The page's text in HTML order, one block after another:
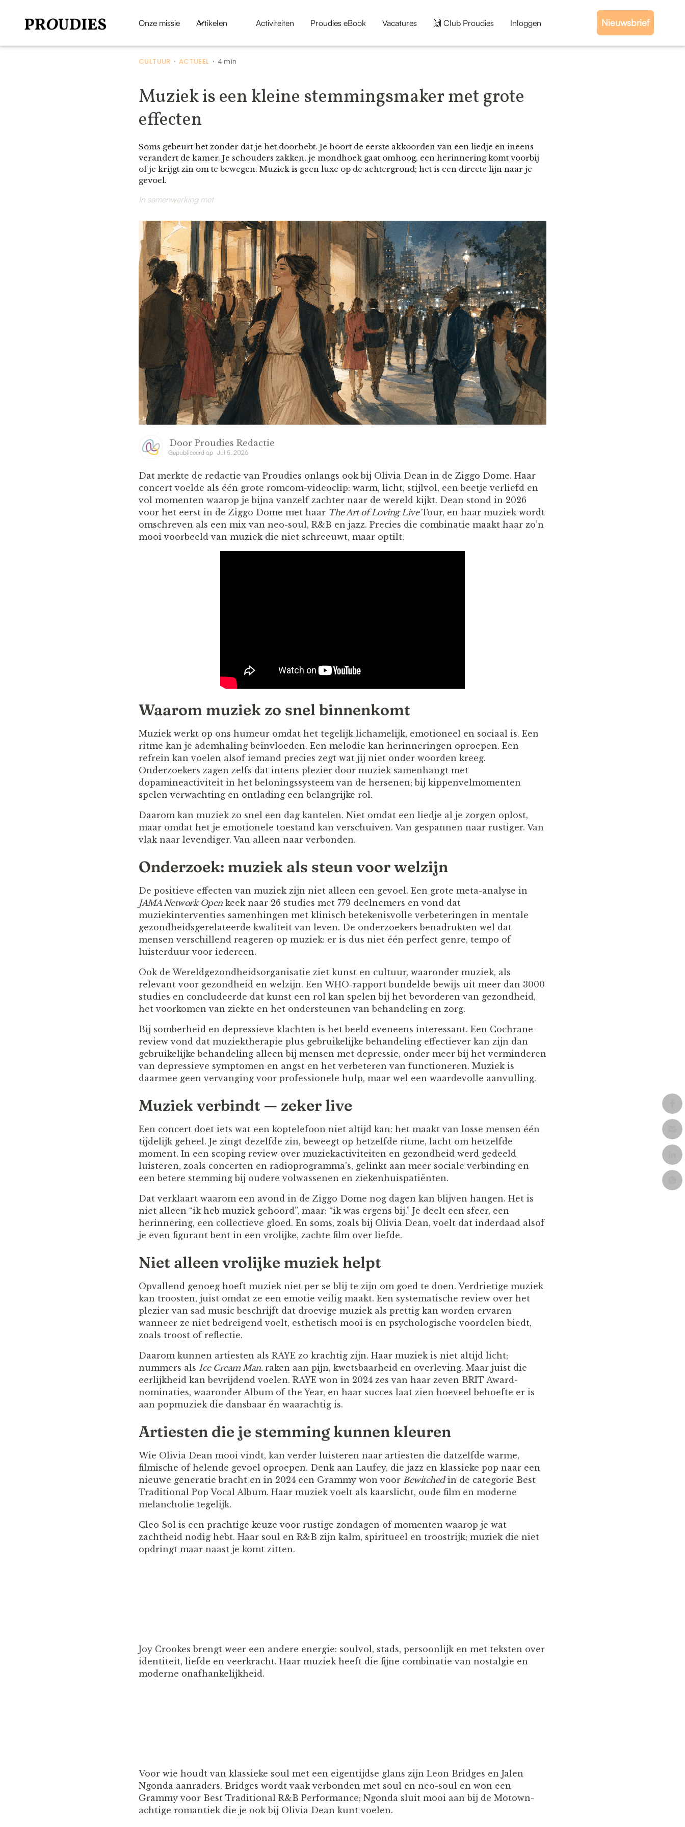
Onze missie Artikelen Activiteiten Proudies eBook Vacatures 🙌 Club Proudies Inloggen Nieuwsbrief
CULTUUR • ACTUEEL • 4 min
Muziek is een kleine stemmingsmaker met grote
effecten
Soms gebeurt het zonder dat je het doorhebt. Je hoort de eerste akkoorden van een liedje en ineens
verandert de kamer. Je schouders zakken, je mondhoek gaat omhoog, een herinnering komt voorbij
of je krijgt zin om te bewegen. Muziek is geen luxe op de achtergrond; het is een directe lijn naar je
gevoel.
In samenwerking met
Door Proudies Redactie
Gepubliceerd op Jul 5, 2026
Dat merkte de redactie van Proudies onlangs ook bij Olivia Dean in de Ziggo Dome. Haar
concert voelde als één grote romcom-videoclip: warm, licht, stijlvol, een beetje verliefd en
vol momenten waarop je bijna vanzelf zachter naar de wereld kijkt. Dean stond in 2026
voor het eerst in de Ziggo Dome met haar The Art of Loving LiveTour, en haar muziek wordt
omschreven als een mix van neo-soul, R&B en jazz. Precies die combinatie maakt haar zo’n
mooi voorbeeld van muziek die niet schreeuwt, maar optilt.
Waarom muziek zo snel binnenkomt
Muziek werkt op ons humeur omdat het tegelijk lichamelijk, emotioneel en sociaal is. Een
ritme kan je ademhaling beïnvloeden. Een melodie kan herinneringen oproepen. Een
refrein kan voelen alsof iemand precies zegt wat jij niet onder woorden kreeg.
Onderzoekers zagen zelfs dat intens plezier door muziek samenhangt met
dopamineactiviteit in het beloningssysteem van de hersenen; bij kippenvelmomenten
spelen verwachting en ontlading een belangrijke rol.
Daarom kan muziek zo snel een dag kantelen. Niet omdat een liedje al je zorgen oplost,
maar omdat het je emotionele toestand kan verschuiven. Van gespannen naar rustiger. Van
vlak naar levendiger. Van alleen naar verbonden.
Onderzoek: muziek als steun voor welzijn
De positieve effecten van muziek zijn niet alleen een gevoel. Een grote meta-analyse in
JAMA Network Openkeek naar 26 studies met 779 deelnemers en vond dat
muziekinterventies samenhingen met klinisch betekenisvolle verbeteringen in mentale
gezondheidsgerelateerde kwaliteit van leven. De onderzoekers benadrukten wel dat
mensen verschillend reageren op muziek: er is dus niet één perfect genre, tempo of
luisterduur voor iedereen.
Ook de Wereldgezondheidsorganisatie ziet kunst en cultuur, waaronder muziek, als
relevant voor gezondheid en welzijn. Een WHO-rapport bundelde bewijs uit meer dan 3000
studies en concludeerde dat kunst een rol kan spelen bij het bevorderen van gezondheid,
het voorkomen van ziekte en het ondersteunen van behandeling en zorg.
Bij somberheid en depressieve klachten is het beeld eveneens interessant. Een Cochrane-
review vond dat muziektherapie plus gebruikelijke behandeling effectiever kan zijn dan
gebruikelijke behandeling alleen bij mensen met depressie, onder meer bij het verminderen
van depressieve symptomen en angst en het verbeteren van functioneren. Muziek is
daarmee geen vervanging voor professionele hulp, maar wel een waardevolle aanvulling.
Muziek verbindt — zeker live
Een concert doet iets wat een koptelefoon niet altijd kan: het maakt van losse mensen één
tijdelijk geheel. Je zingt dezelfde zin, beweegt op hetzelfde ritme, lacht om hetzelfde
moment. In een scoping review over muziekactiviteiten en gezondheid werd gedeeld
luisteren, zoals concerten en radioprogramma’s, gelinkt aan meer sociale verbinding en
een betere stemming bij oudere volwassenen en ziekenhuispatiënten.
Dat verklaart waarom een avond in de Ziggo Dome nog dagen kan blijven hangen. Het is
niet alleen “ik heb muziek gehoord”, maar: “ik was ergens bij.” Je deelt een sfeer, een
herinnering, een collectieve gloed. En soms, zoals bij Olivia Dean, voelt dat inderdaad alsof
je even figurant bent in een vrolijke, zachte film over liefde.
Niet alleen vrolijke muziek helpt
Opvallend genoeg hoeft muziek niet per se blij te zijn om goed te doen. Verdrietige muziek
kan troosten, juist omdat ze een emotie veilig maakt. Een systematische review over het
plezier van sad music beschrijft dat droevige muziek als prettig kan worden ervaren
wanneer ze niet bedreigend voelt, esthetisch mooi is en psychologische voordelen biedt,
zoals troost of reflectie.
Daarom kunnen artiesten als RAYE zo krachtig zijn. Haar muziek is niet altijd licht;
nummers als Ice Cream Man.raken aan pijn, kwetsbaarheid en overleving. Maar juist die
eerlijkheid kan bevrijdend voelen. RAYE won in 2024 zes van haar zeven BRIT Award-
nominaties, waaronder Album of the Year, en haar succes laat zien hoeveel behoefte er is
aan popmuziek die dansbaar én waarachtig is.
Artiesten die je stemming kunnen kleuren
Wie Olivia Dean mooi vindt, kan verder luisteren naar artiesten die datzelfde warme,
filmische of helende gevoel oproepen. Denk aan Laufey, die jazz en klassieke pop naar een
nieuwe generatie bracht en in 2024 een Grammy won voor Bewitchedin de categorie Best
Traditional Pop Vocal Album. Haar muziek voelt als kaarslicht, oude film en moderne
melancholie tegelijk.
Cleo Sol is een prachtige keuze voor rustige zondagen of momenten waarop je wat
zachtheid nodig hebt. Haar soul en R&B zijn kalm, spiritueel en troostrijk; muziek die niet
opdringt maar naast je komt zitten.
Joy Crookes brengt weer een andere energie: soulvol, stads, persoonlijk en met teksten over
identiteit, liefde en veerkracht. Haar muziek heeft die fijne combinatie van nostalgie en
moderne onafhankelijkheid.
Voor wie houdt van klassieke soul met een eigentijdse glans zijn Leon Bridges en Jalen
Ngonda aanraders. Bridges wordt vaak verbonden met soul en neo-soul en won een
Grammy voor Best Traditional R&B Performance; Ngonda sluit mooi aan bij de Motown-
achtige romantiek die je ook bij Olivia Dean kunt voelen.